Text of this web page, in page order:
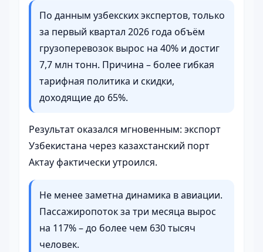
По данным узбекских экспертов, только
за первый квартал 2026 года объём
грузоперевозок вырос на 40% и достиг
7,7 млн тонн. Причина – более гибкая
тарифная политика и скидки,
доходящие до 65%.
Результат оказался мгновенным: экспорт
Узбекистана через казахстанский порт
Актау фактически утроился.
Не менее заметна динамика в авиации.
Пассажиропоток за три месяца вырос
на 117% – до более чем 630 тысяч
человек.